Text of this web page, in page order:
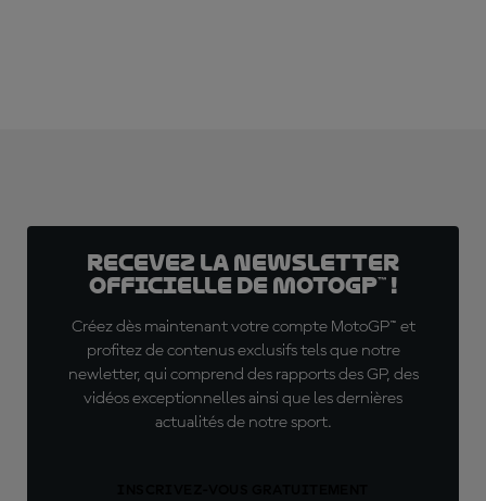
Recevez la Newsletter
officielle de MotoGP™ !
Créez dès maintenant votre compte MotoGP™ et
profitez de contenus exclusifs tels que notre
newletter, qui comprend des rapports des GP, des
vidéos exceptionnelles ainsi que les dernières
actualités de notre sport.